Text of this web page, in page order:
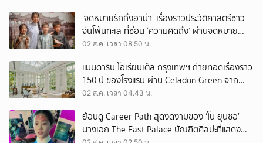
‘จดหมายรักถึงอาม่า’ เรื่องราวประวัติศาสตร์ชาว
จีนโพ้นทะเล ที่ซ่อน ‘ความคิดถึง’ ผ่านจดหมาย
‘โพยก๊วน’
02 ส.ค. เวลา 08.50 น.
แมนดาริน โอเรียนเต็ล กรุงเทพฯ ถ่ายทอดเรื่องราว
150 ปี ของโรงแรม ผ่าน Celadon Green จาก
เครื่องศิลาดล
02 ส.ค. เวลา 04.43 น.
ย้อนดู Career Path สุดงดงามของ ‘โน ยุนซอ’
นางเอก The East Palace บัณฑิตศิลปะที่แสดง